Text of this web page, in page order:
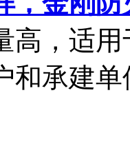
高，适
和承建